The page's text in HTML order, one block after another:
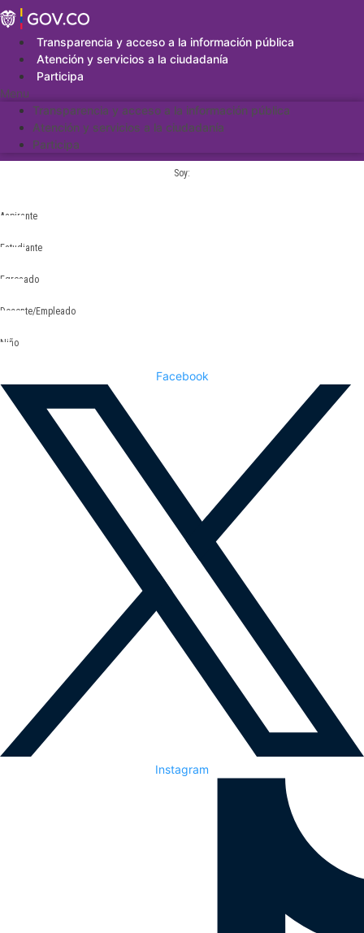
Saltar
al
contenidoTransparencia y acceso a la información pública
Atención y servicios a la ciudadanía
Participa
Menu
Transparencia y acceso a la información pública
Atención y servicios a la ciudadanía
Participa
Soy:
Aspirante
Estudiante
Egresado
Docente/Empleado
Niño
Facebook
Instagram